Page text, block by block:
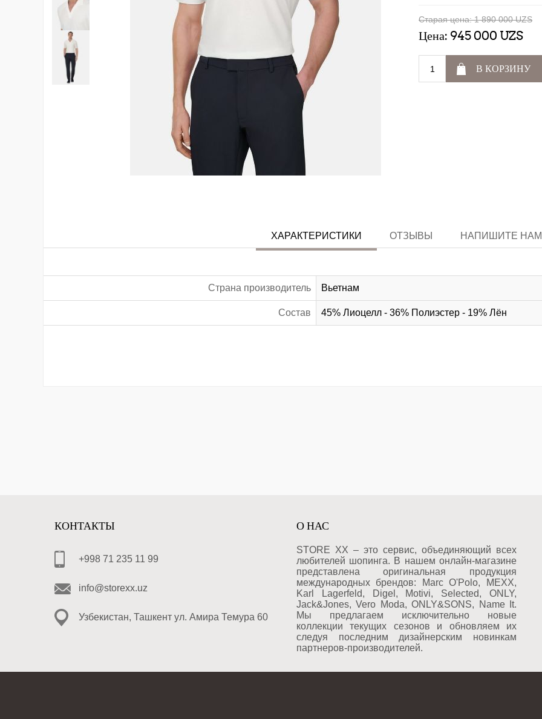
Старая цена: 1 890 000 UZS
Цена: 945 000 UZS
В КОРЗИНУ
ХАРАКТЕРИСТИКИ ОТЗЫВЫ НАПИШИТЕ НАМ
Страна производитель Вьетнам
Состав 45% Лиоцелл - 36% Полиэстер - 19% Лён
КОНТАКТЫ
+998 71 235 11 99
info@storexx.uz
Узбекистан, Ташкент ул. Амира Темура 60
О НАС
STORE XX – это сервис, объединяющий всех
любителей шопинга. В нашем онлайн-магазине
представлена оригинальная продукция
международных брендов: Marc O'Polo, MEXX,
Karl Lagerfeld, Digel, Motivi, Selected, ONLY,
Jack&Jones, Vero Moda, ONLY&SONS, Name It.
Мы предлагаем исключительно новые
коллекции текущих сезонов и обновляем их
следуя последним дизайнерским новинкам
партнеров-производителей.